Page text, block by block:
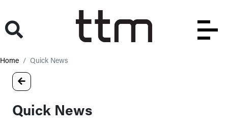
Home Quick News
Quick News